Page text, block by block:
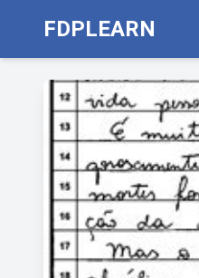
FDPLEARN